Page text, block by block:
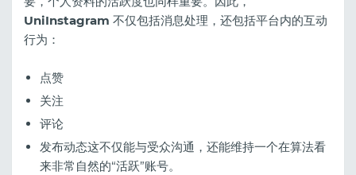
UniInstagram 不仅包括消息处理，还包括平台内的互动
行为：
点赞
关注
评论
发布动态这不仅能与受众沟通，还能维持一个在算法看
来非常自然的“活跃”账号。